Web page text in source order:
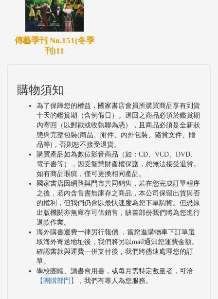
傳藝季刊 No.151(冬季
刊)11
購物須知
為了保障您的權益，國家書店會員所購買商品享有到貨
十天的鑑賞期（含例假日）。退回之商品必須於鑑賞期
內寄回（以郵戳或收執聯為憑），且商品必須是全新狀
態與完整包裝(商品、附件、內外包裝、隨貨文件、贈
品等)，否則恕不接受退貨。
購買產品如為數位影音商品（如：CD、VCD、DVD、
電子書等），因受智慧財產權保護，恕無法接受退貨。
如有商品瑕疵，僅可更換相同產品。
國家書店因網路與門市共同銷售，若在您完成訂單程序
之後，若內含售盡無庫存之商品，本公司保留出貨與否
的權利，但我們仍會以最快速度為您下單調貨。但恐原
出版機關亦無庫存可供銷售，缺書部份我們將為您進行
退款作業。
海外購書運費一律另行報價 ，當您進購物車下訂單選
取海外寄送地址後，我們將另以mail通知您運費金額。
確認書款與運費一併支付後，我們將儘速處理您的訂
單。
學校團體、讀書會用書，或每月需特定數量者，可洽
【團購部門】
，我們有專人為您服務。